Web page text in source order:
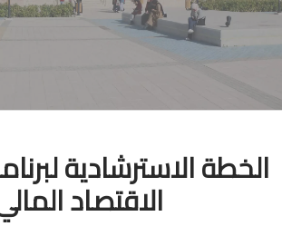
الخطة الاسترشادية
الاقتصاد